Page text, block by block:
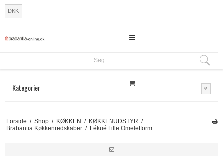
DKK
Søg
Kategorier
Forside / Shop / KØKKEN / KØKKENUDSTYR /
Brabantia Køkkenredskaber / Lékué Lille Omeletform